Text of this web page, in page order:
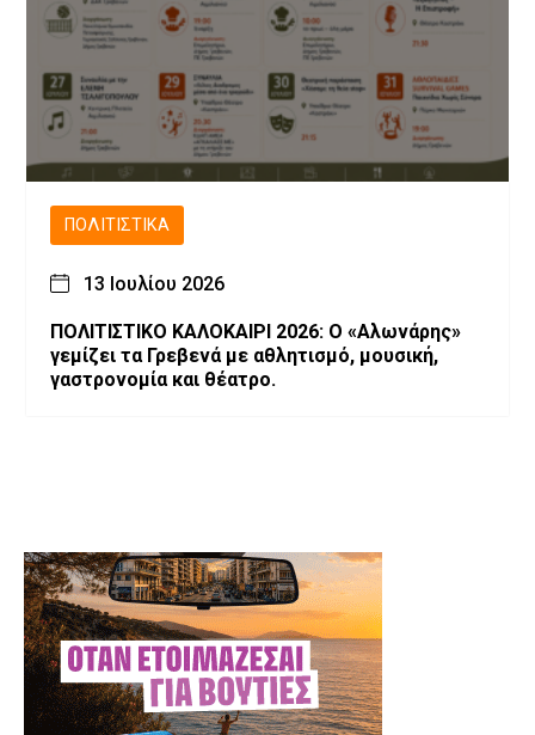
ΠΟΛΙΤΙΣΤΙΚΆ
13 Ιουλίου 2026
ΠΟΛΙΤΙΣΤΙΚΟ ΚΑΛΟΚΑΙΡΙ 2026: Ο «Αλωνάρης»
γεμίζει τα Γρεβενά με αθλητισμό, μουσική,
γαστρονομία και θέατρο.